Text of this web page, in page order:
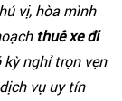
vị, hòa mình
thuê xe đi
nghỉ trọn vẹn
vụ uy tín